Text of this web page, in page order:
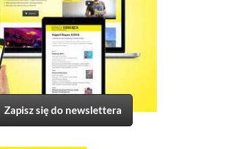
Zapisz się do newslettera